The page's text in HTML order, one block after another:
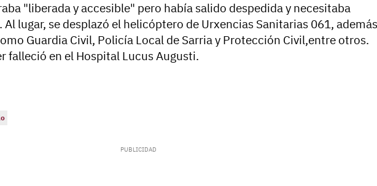
"liberada y accesible" pero había salido despedida y necesitaba
lugar, se desplazó el helicóptero de Urxencias Sanitarias 061, además
Guardia Civil, Policía Local de Sarria y Protección Civil,entre otros.
falleció en el Hospital Lucus Augusti.